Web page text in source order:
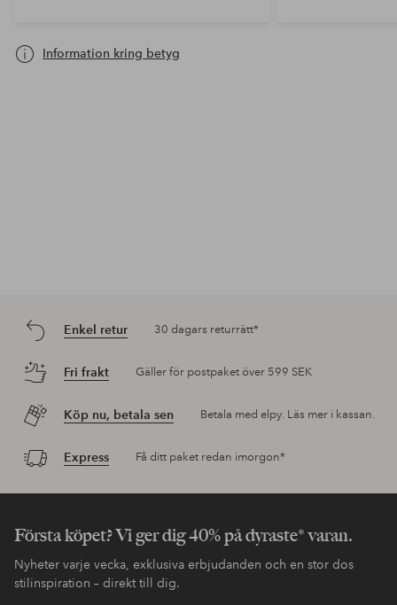
Information kring betyg
Enkel retur 30 dagars returrätt*
Fri frakt Gäller för postpaket över 599 SEK
Köp nu, betala sen Betala med elpy. Läs mer i kassan.
Express Få ditt paket redan imorgon*
Första köpet? Vi ger dig 40% på dyraste* varan.
Nyheter varje vecka, exklusiva erbjudanden och en stor dos
stilinspiration – direkt till dig.